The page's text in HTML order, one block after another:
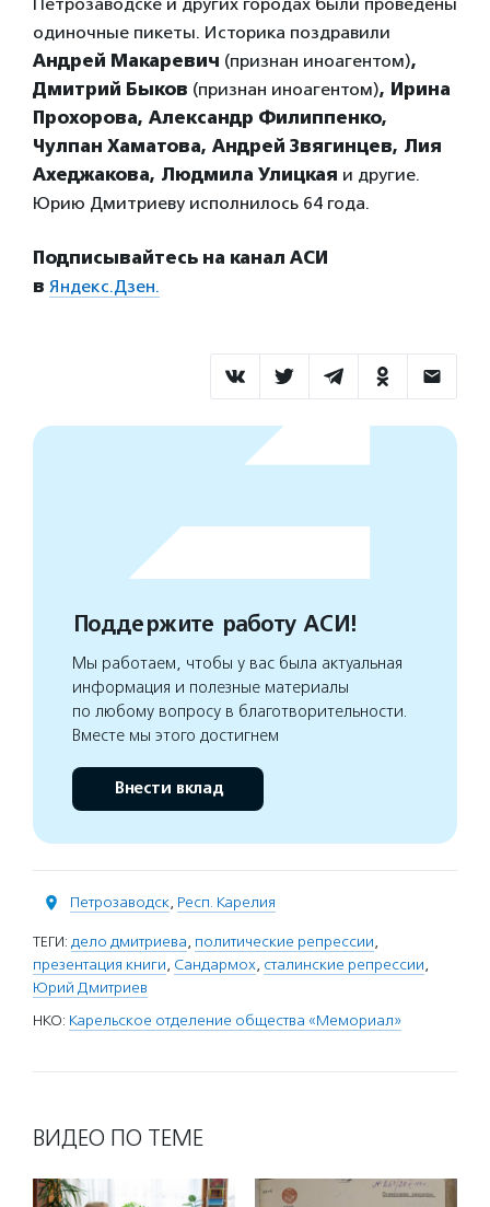
Петрозаводске и других городах были проведены
одиночные пикеты. Историка поздравили
Андрей Макаревич (признан иноагентом),
Дмитрий Быков (признан иноагентом), Ирина
Прохорова, Александр Филиппенко,
Чулпан Хаматова, Андрей Звягинцев, Лия
Ахеджакова, Людмила Улицкая и другие.
Юрию Дмитриеву исполнилось 64 года.
Подписывайтесь на канал АСИ
в Яндекс.Дзен.
Поддержите работу АСИ!
Мы работаем, чтобы у вас была актуальная
информация и полезные материалы
по любому вопросу в благотворительности.
Вместе мы этого достигнем
Внести вклад
Петрозаводск, Респ. Карелия
ТЕГИ: дело дмитриева, политические репрессии,
презентация книги, Сандармох, сталинские репрессии,
Юрий Дмитриев
НКО: Карельское отделение общества «Мемориал»
ВИДЕО ПО ТЕМЕ